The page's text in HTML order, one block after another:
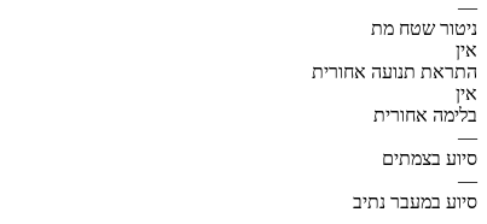
—
ניטור שטח מת
אין
התראת תנועה אחורית
אין
בלימה אחורית
—
סיוע בצמתים
—
סיוע במעבר נתיב